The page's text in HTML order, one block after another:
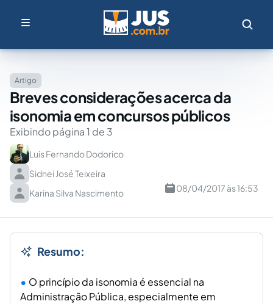
Artigo
Breves considerações acerca da
isonomia em concursos públicos
Exibindo página 1 de 3
Luís Fernando Dodorico
Sidnei José Teixeira
Karina Silva Nascimento
08/04/2017 às 16:53
Resumo:
O princípio da isonomia é essencial na
Administração Pública, especialmente em